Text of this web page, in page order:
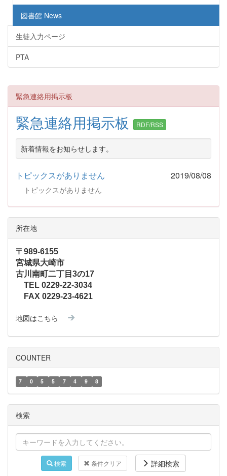
図書館 News
生徒入力ページ
PTA
緊急連絡用掲示板
緊急連絡用掲示板 RDF/RSS
新着情報をお知らせします。
トピックスがありません 2019/08/08
トピックスがありません
所在地
〒989-6155
宮城県大崎市
古川南町二丁目3の17
TEL 0229-22-3034
FAX 0229-23-4621
地図はこちら
COUNTER
7 0 5 5 7 4 9 8
検索
検索 条件クリア 詳細検索